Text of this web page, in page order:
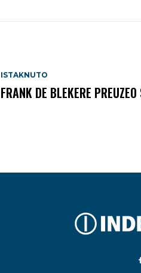
ISTAKNUTO
FRANK DE BLEKERE